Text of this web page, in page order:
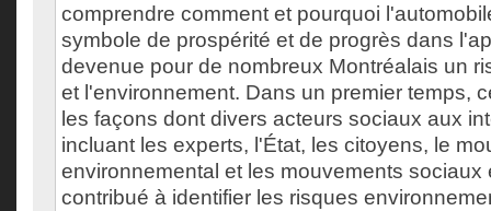
comprendre comment et pourquoi
symbole de prospérité et de progrès dans
devenue pour de nombreux Montréalais un
et l'environnement. Dans un premier temps,
les façons dont divers acteurs sociaux aux
incluant les experts, l'État, les citoyens, le
environnemental et les mouvements sociaux
contribué à identifier les risques